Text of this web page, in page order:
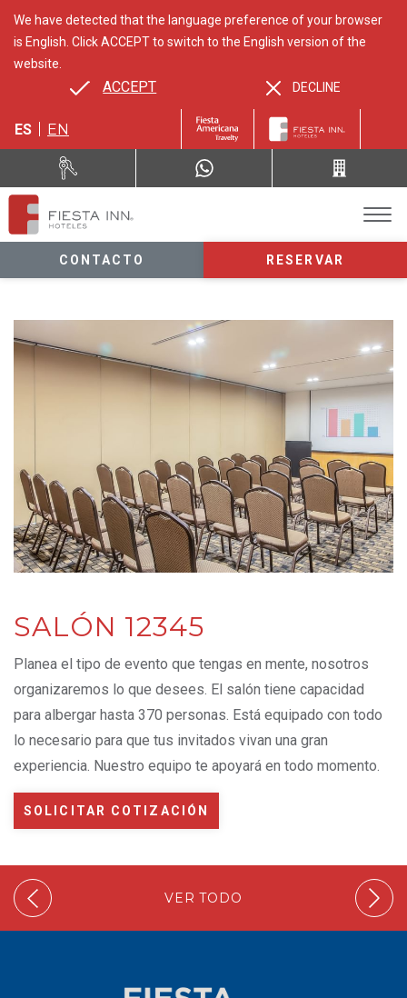
ES EN
CONTACTO RESERVAR
We have detected that the language preference of your browser
is English. Click ACCEPT to switch to the English version of the
website.
ACCEPT DECLINE
SALÓN 12345
Planea el tipo de evento que tengas en mente, nosotros
organizaremos lo que desees. El salón tiene capacidad
para albergar hasta 370 personas. Está equipado con todo
lo necesario para que tus invitados vivan una gran
experiencia. Nuestro equipo te apoyará en todo momento.
SOLICITAR COTIZACIÓN
VER TODO